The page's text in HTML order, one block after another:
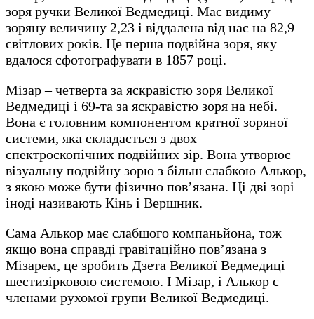
зоря ручки Великої Ведмедиці. Має видиму
зоряну величину 2,23 і віддалена від нас на 82,9
світлових років. Це перша подвійна зоря, яку
вдалося сфотографувати в 1857 році.
Мізар – четверта за яскравістю зоря Великої
Ведмедиці і 69-та за яскравістю зоря на небі.
Вона є головним компонентом кратної зоряної
системи, яка складається з двох
спектроскопічних подвійних зір. Вона утворює
візуальну подвійну зорю з більш слабкою Алькор,
з якою може бути фізично пов’язана. Ці дві зорі
іноді називають Кінь і Вершник.
Сама Алькор має слабшого компаньйона, тож
якщо вона справді гравітаційно пов’язана з
Мізарем, це зробить Дзета Великої Ведмедиці
шестизірковою системою. І Мізар, і Алькор є
членами рухомої групи Великої Ведмедиці.